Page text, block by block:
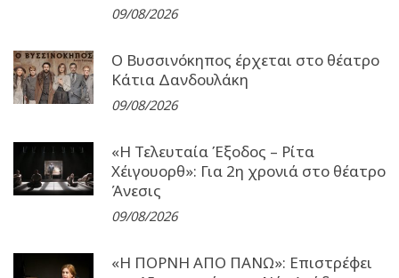
09/08/2026
Ο Βυσσινόκηπος έρχεται στο θέατρο
Κάτια Δανδουλάκη
09/08/2026
«Η Τελευταία Έξοδος – Ρίτα
Χέιγουορθ»: Για 2η χρονιά στο θέατρο
Άνεσις
09/08/2026
«Η ΠΟΡΝΗ ΑΠΟ ΠΑΝΩ»: Επιστρέφει